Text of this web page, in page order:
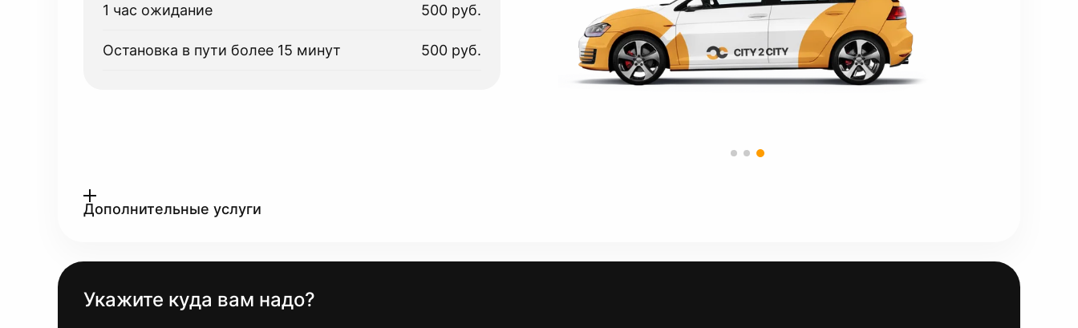
1 час ожидание 500 руб.
Остановка в пути более 15 минут 500 руб.
Дополнительные услуги
Укажите куда вам надо?